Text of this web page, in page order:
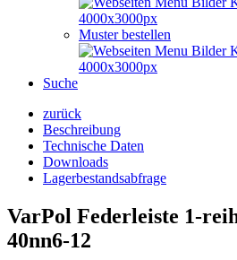
Muster bestellen
Suche
zurück
Beschreibung
Technische Daten
Downloads
Lagerbestandsabfrage
VarPol Federleiste 1-
40nn6-12